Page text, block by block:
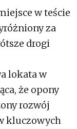
w teście
za
drogi
lokata w
że opony
rozwój
kluczowych